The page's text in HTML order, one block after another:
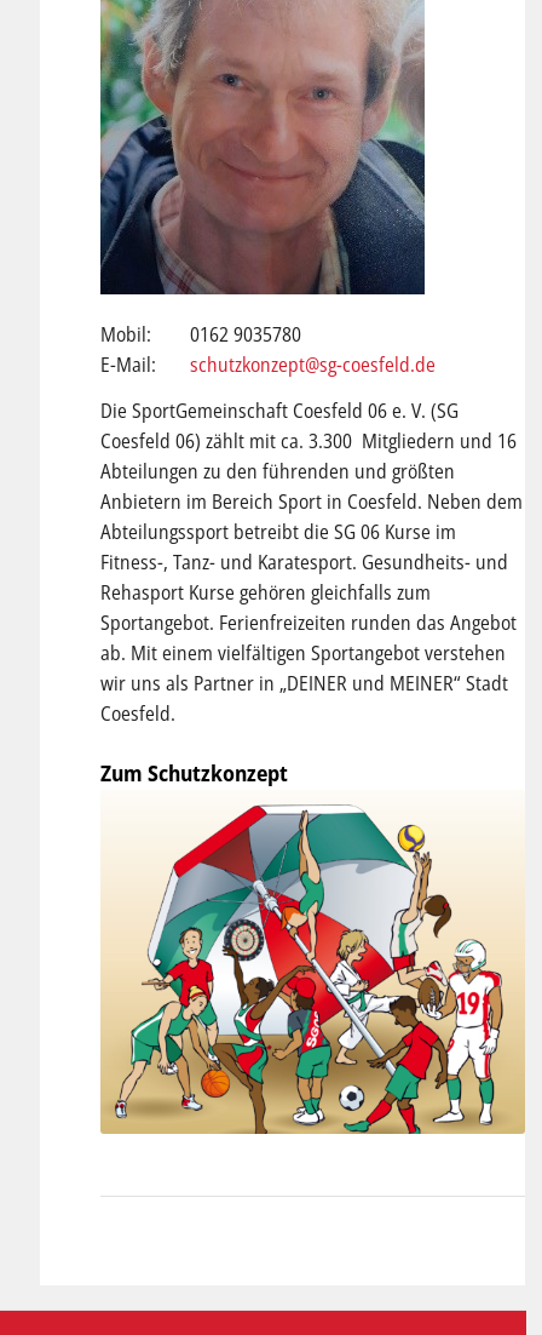
Mobil: 0162 9035780
E-Mail: schutzkonzept@sg-coesfeld.de
Die SportGemeinschaft Coesfeld 06 e. V. (SG
Coesfeld 06) zählt mit ca. 3.300 Mitgliedern und 16
Abteilungen zu den führenden und größten
Anbietern im Bereich Sport in Coesfeld. Neben dem
Abteilungssport betreibt die SG 06 Kurse im
Fitness-, Tanz- und Karatesport. Gesundheits- und
Rehasport Kurse gehören gleichfalls zum
Sportangebot. Ferienfreizeiten runden das Angebot
ab. Mit einem vielfältigen Sportangebot verstehen
wir uns als Partner in „DEINER und MEINER“ Stadt
Coesfeld.
Zum Schutzkonzept